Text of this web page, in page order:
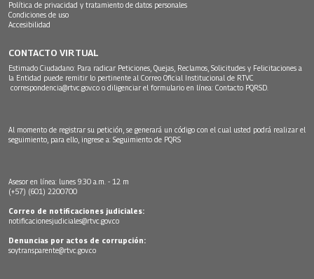
Política de privacidad y tratamiento de datos personales
Condiciones de uso
Accesibilidad
CONTACTO VIRTUAL
Estimado Ciudadano: Para radicar Peticiones, Quejas, Reclamos, Solicitudes y Felicitaciones a
la Entidad puede remitir lo pertinente al Correo Oficial Institucional de RTVC
correspondencia@rtvc.gov.co o diligenciar el formulario en línea: Contacto PQRSD.
Al momento de registrar su petición, se generará un código con el cual usted podrá realizar el
seguimiento, para ello, ingrese a: Seguimiento de PQRS
Asesor en línea: lunes 9:30 a.m. - 12 m
(+57) (601) 2200700
Correo de notificaciones judiciales:
notificacionesjudiciales@rtvc.gov.co
Denuncias por actos de corrupción:
soytransparente@rtvc.gov.co